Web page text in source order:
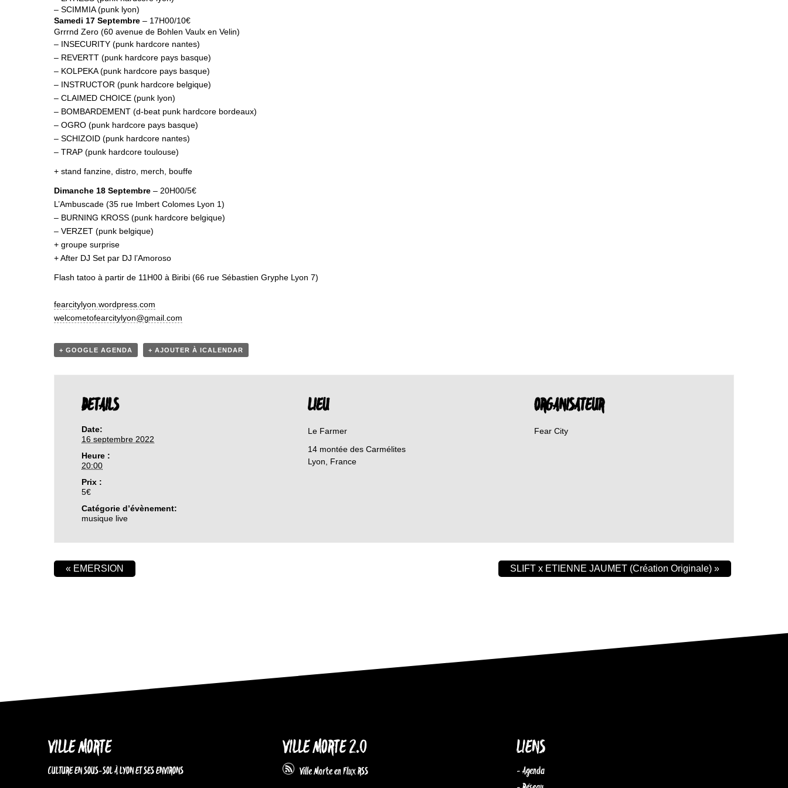
– SCIMMIA (punk lyon)
Samedi 17 Septembre – 17H00/10€
Grrrnd Zero (60 avenue de Bohlen Vaulx en Velin)
– INSECURITY (punk hardcore nantes)
– REVERTT (punk hardcore pays basque)
– KOLPEKA (punk hardcore pays basque)
– INSTRUCTOR (punk hardcore belgique)
– CLAIMED CHOICE (punk lyon)
– BOMBARDEMENT (d-beat punk hardcore bordeaux)
– OGRO (punk hardcore pays basque)
– SCHIZOID (punk hardcore nantes)
– TRAP (punk hardcore toulouse)
+ stand fanzine, distro, merch, bouffe
Dimanche 18 Septembre – 20H00/5€
L’Ambuscade (35 rue Imbert Colomes Lyon 1)
– BURNING KROSS (punk hardcore belgique)
– VERZET (punk belgique)
+ groupe surprise
+ After DJ Set par DJ l’Amoroso
Flash tatoo à partir de 11H00 à Biribi (66 rue Sébastien Gryphe Lyon 7)
fearcitylyon.wordpress.com
welcometofearcitylyon@gmail. com
+ GOOGLE AGENDA + AJOUTER À ICALENDAR
DETAILS
Date:
16 septembre 2022
Heure :
20:00
Prix :
5€
Catégorie d’évènement:
musique live
LIEU
Le Farmer
14 montée des Carmélites
Lyon
France
ORGANISATEUR
Fear City
« EMERSION SLIFT x ETIENNE JAUMET (Création Originale) »
VILLE MORTE
CULTURE EN SOUS-SOL À LYON ET SES ENVIRONS
VILLE MORTE 2.0
Ville Morte en Flux RSS
LIENS
- Agenda